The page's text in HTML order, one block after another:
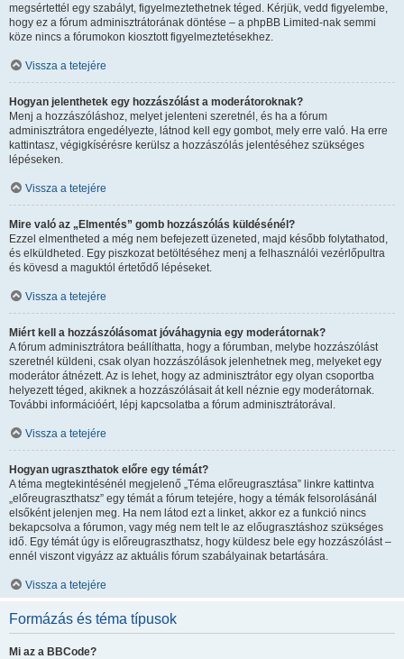
megsértettél egy szabályt, figyelmeztethetnek téged. Kérjük, vedd figyelembe,
hogy ez a fórum adminisztrátorának döntése – a phpBB Limited-nak semmi
köze nincs a fórumokon kiosztott figyelmeztetésekhez.
Vissza a tetejére
Hogyan jelenthetek egy hozzászólást a moderátoroknak?
Menj a hozzászóláshoz, melyet jelenteni szeretnél, és ha a fórum
adminisztrátora engedélyezte, látnod kell egy gombot, mely erre való. Ha erre
kattintasz, végigkísérésre kerülsz a hozzászólás jelentéséhez szükséges
lépéseken.
Vissza a tetejére
Mire való az „Elmentés” gomb hozzászólás küldésénél?
Ezzel elmentheted a még nem befejezett üzeneted, majd később folytathatod,
és elküldheted. Egy piszkozat betöltéséhez menj a felhasználói vezérlőpultra
és kövesd a maguktól értetődő lépéseket.
Vissza a tetejére
Miért kell a hozzászólásomat jóváhagynia egy moderátornak?
A fórum adminisztrátora beállíthatta, hogy a fórumban, melybe hozzászólást
szeretnél küldeni, csak olyan hozzászólások jelenhetnek meg, melyeket egy
moderátor átnézett. Az is lehet, hogy az adminisztrátor egy olyan csoportba
helyezett téged, akiknek a hozzászólásait át kell néznie egy moderátornak.
További információért, lépj kapcsolatba a fórum adminisztrátorával.
Vissza a tetejére
Hogyan ugraszthatok előre egy témát?
A téma megtekintésénél megjelenő „Téma előreugrasztása” linkre kattintva
„előreugraszthatsz” egy témát a fórum tetejére, hogy a témák felsorolásánál
elsőként jelenjen meg. Ha nem látod ezt a linket, akkor ez a funkció nincs
bekapcsolva a fórumon, vagy még nem telt le az előugrasztáshoz szükséges
idő. Egy témát úgy is előreugraszthatsz, hogy küldesz bele egy hozzászólást –
ennél viszont vigyázz az aktuális fórum szabályainak betartására.
Vissza a tetejére
Formázás és téma típusok
Mi az a BBCode?